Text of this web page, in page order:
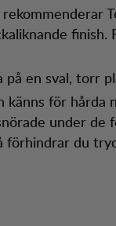
finish.
på en sval, torr
känns för hårda
under de
du